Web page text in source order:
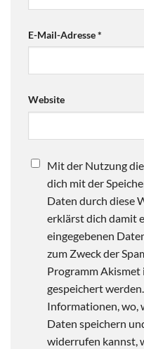
E-Mail-Adresse*
Website
Mit der Nutzung
dich mit der
Daten durch diese
erklärst dich damit
eingegebenen
zum Zweck der
Programm
gespeichert
Informationen, wo,
Daten speichern
widerrufen kannst,